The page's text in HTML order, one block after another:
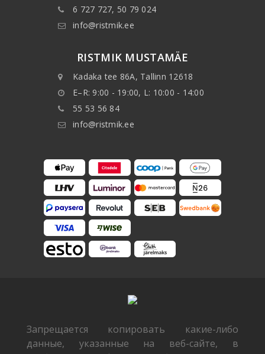
6 727 727, 50 79 024
info@ristmik.ee
RISTMIK MUSTAMÄE
Kadaka tee 86A, Tallinn 12618
E–R: 9:00 - 19:00, L: 10:00 - 14:00
55 53 56 84
info@ristmik.ee
Запрещается копировать какие-либо
данные, указанные на веб-сайте, в